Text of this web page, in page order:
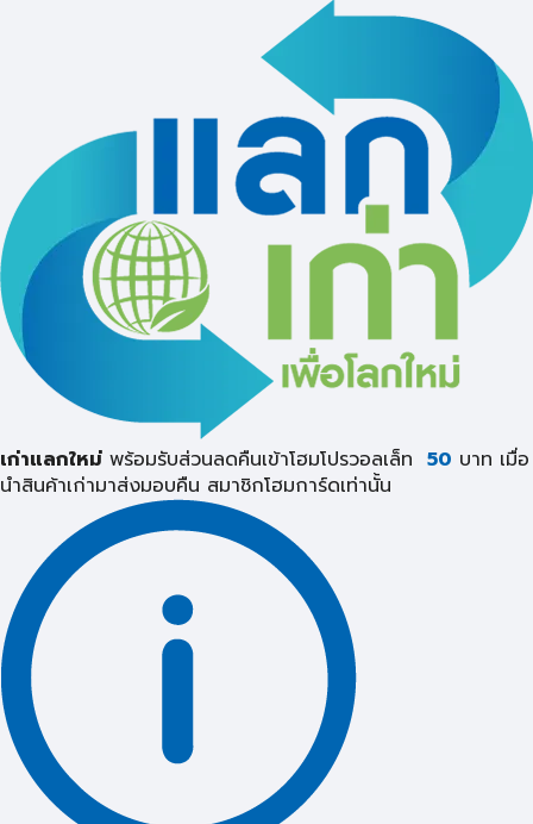
เก่าแลกใหม่ พร้อมรับส่วนลดคืนเข้าโฮมโปรวอลเล็ท 50 บาท เมื่อ
นำสินค้าเก่ามาส่งมอบคืน สมาชิกโฮมการ์ดเท่านั้น